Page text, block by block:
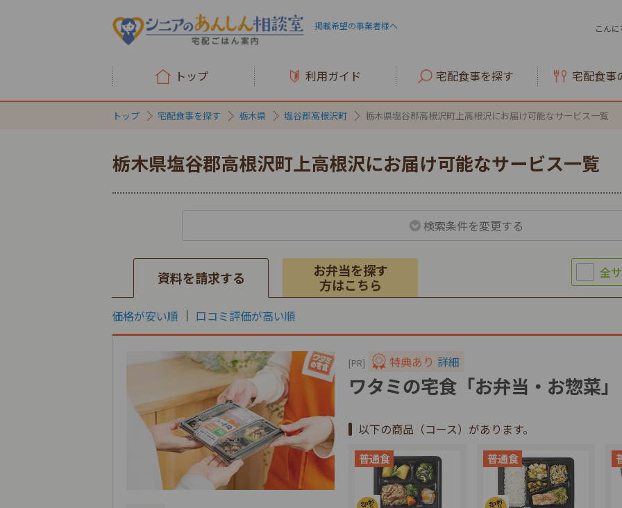
掲載希望の事業者様へ こん
トップ 利用ガイド 宅配食事を探す 宅配食事
トップ 宅配食事を探す 栃木県 塩谷郡高根沢町 栃木県塩谷郡高根沢町上高根沢にお届け可能なサービス一覧
栃木県塩谷郡高根沢町上高根沢にお届け可能なサービス一覧
検索条件を変更する
資料を請求する
お弁当を探す
方はこちら
価格が安い順 口コミ評価が高い順
[PR] 特典あり 詳細
ワタミの宅食「お弁当・お惣菜」
以下の商品（コース）があります。